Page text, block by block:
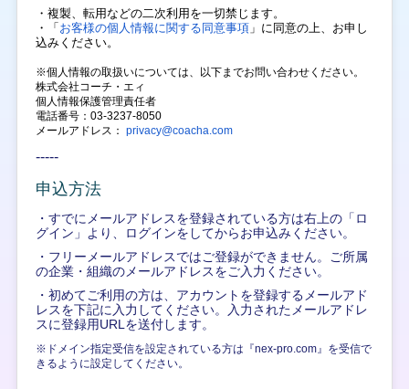
・複製、転用などの二次利用を一切禁じます。
・「 お客様の個人情報に関する同意事項」に同意の上、 お申し
込みください。
※個人情報の取扱いについては、以下までお問い合わせください。
株式会社コーチ・エィ
個人情報保護管理責任者
電話番号：03-3237-8050
メールアドレス： privacy@coacha.com
-----
申込方法
・すでにメールアドレスを登録されている方は右上の「ロ
グイン」より、ログインをしてからお申込みください。
・フリーメールアドレスではご登録ができません。ご所属
の企業・組織のメールアドレスをご入力ください。
・初めてご利用の方は、アカウントを登録するメールアド
レスを下記に入力してください。入力されたメールアドレ
スに登録用URLを送付します。
※ドメイン指定受信を設定されている方は『nex-pro.com』を受信で
きるように設定してください。